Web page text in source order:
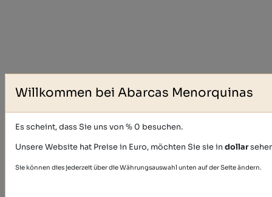
Willkommen bei Abarcas Menorquinas
Es scheint, dass Sie uns von % 0 besuchen.
Unsere Website hat Preise in Euro, möchten Sie sie indollar
Sie können dies jederzeit über die Währungsauswahl unten auf der Seite ändern.